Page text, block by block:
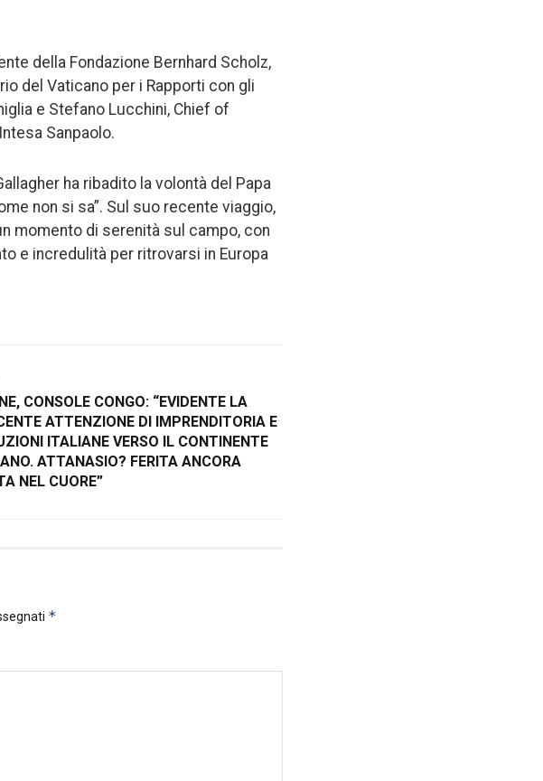
della Fondazione Bernhard Scholz,
del Vaticano per i Rapporti con gli
e Stefano Lucchini, Chief of
Sanpaolo.
ha ribadito la volontà del Papa
non si sa”. Sul suo recente viaggio,
momento di serenità sul campo, con
e incredulità per ritrovarsi in Europa
CONSOLE CONGO: “EVIDENTE LA
ATTENZIONE DI IMPRENDITORIA E
ITALIANE VERSO IL CONTINENTE
ATTANASIO? FERITA ANCORA
NEL CUORE”
*